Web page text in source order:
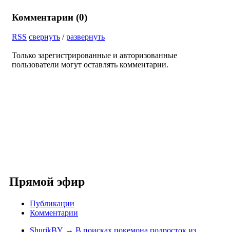
Комментарии (0)
RSS свернуть /развернуть
Только зарегистрированные и авторизованные
пользователи могут оставлять комментарии.
Прямой эфир
Публикации
Комментарии